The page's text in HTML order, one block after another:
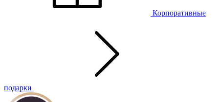
Корпоративные
подарки